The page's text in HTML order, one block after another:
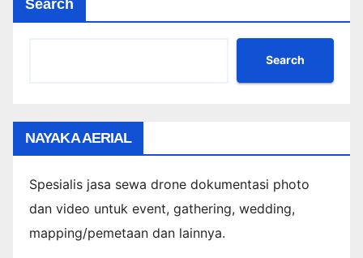
Search
Search
NAYAKA AERIAL
Spesialis jasa sewa drone dokumentasi photo
dan video untuk event, gathering, wedding,
mapping/pemetaan dan lainnya.